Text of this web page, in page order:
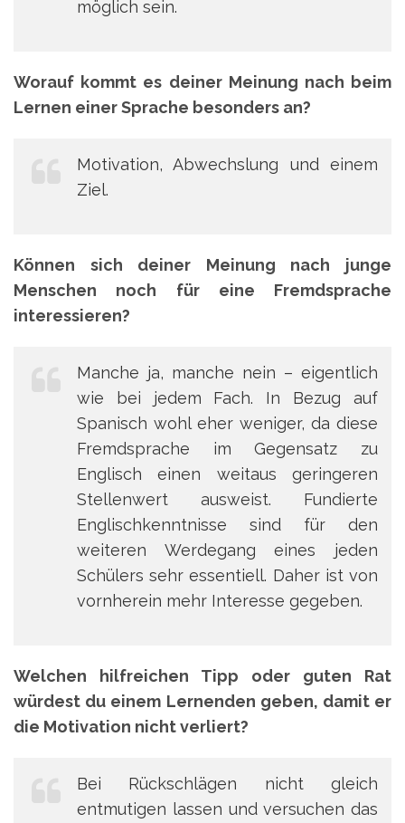
möglich sein.
Worauf kommt es deiner Meinung nach beim
Lernen einer Sprache besonders an?
Motivation, Abwechslung und einem
Ziel.
Können sich deiner Meinung nach junge
Menschen noch für eine Fremdsprache
interessieren?
Manche ja, manche nein – eigentlich
wie bei jedem Fach. In Bezug auf
Spanisch wohl eher weniger, da diese
Fremdsprache im Gegensatz zu
Englisch einen weitaus geringeren
Stellenwert ausweist. Fundierte
Englischkenntnisse sind für den
weiteren Werdegang eines jeden
Schülers sehr essentiell. Daher ist von
vornherein mehr Interesse gegeben.
Welchen hilfreichen Tipp oder guten Rat
würdest du einem Lernenden geben, damit er
die Motivation nicht verliert?
Bei Rückschlägen nicht gleich
entmutigen lassen und versuchen das